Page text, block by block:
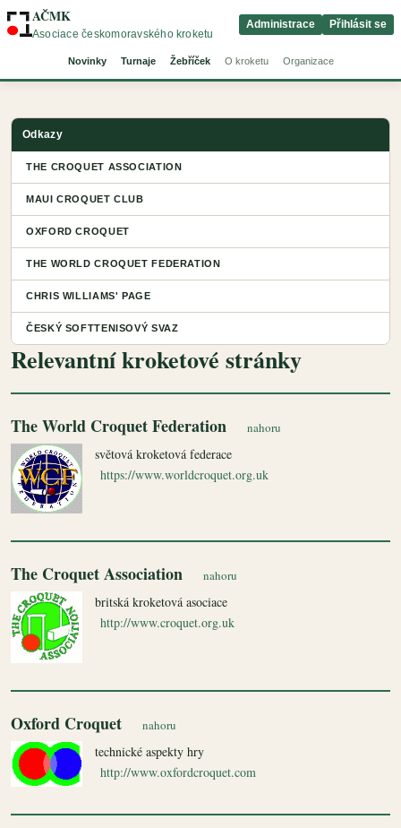
AČMK
Asociace českomoravského kroketu
Novinky Turnaje Žebříček O kroketu Organizace
Administrace Přihlásit se
Relevantní kroketové stránky
The World Croquet Federation nahoru
světová kroketová federace
https://www.worldcroquet.org.uk
The Croquet Association nahoru
britská kroketová asociace
http://www.croquet.org.uk
Oxford Croquet nahoru
technické aspekty hry
http://www.oxfordcroquet.com
Odkazy
THE CROQUET ASSOCIATION
MAUI CROQUET CLUB
OXFORD CROQUET
THE WORLD CROQUET FEDERATION
CHRIS WILLIAMS' PAGE
ČESKÝ SOFTTENISOVÝ SVAZ